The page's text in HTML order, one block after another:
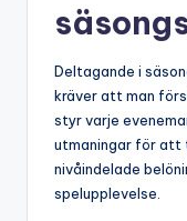
Deltagande i
kräver att man
styr varje
utmaningar för att
nivåindelade
spelupplevelse.